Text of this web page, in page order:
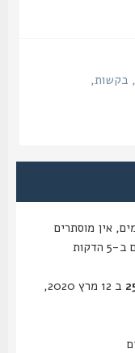
מוסתרים
ו-אורח אחד (מבוסס על משתמשים פעילים ב-5 הדקות
ב 12 מרץ 2020,